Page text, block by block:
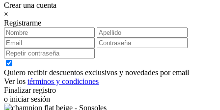
Crear una cuenta
×
Registrarme
Quiero recibir descuentos exclusivos y novedades por email
Ver los términos y condiciones
Finalizar registro
o iniciar sesión